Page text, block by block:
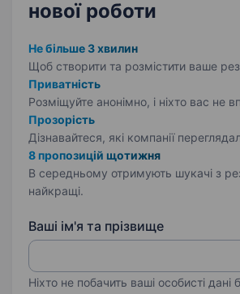
нової роботи
Не більше 3 хвилин
Щоб створити та розмістити ваше
Приватність
Розміщуйте анонімно, і ніхто вас не
Прозорість
Дізнавайтеся, які компанії
8 пропозицій щотижня
В середньому отримують шукачі з
найкращі.
Ваші ім'я та прізвище
Ніхто не побачить ваші особисті дані